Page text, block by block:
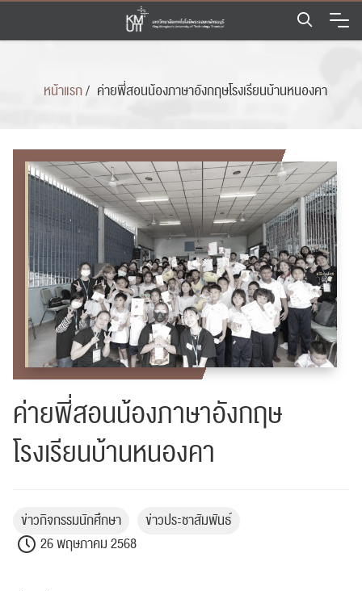
Skip
content
หน้าแรก/ ค่ายพี่สอนน้องภาษาอังกฤษโรงเรียนบ้านหนองคา
ค่ายพี่สอนน้องภาษาอังกฤษ
โรงเรียนบ้านหนองคา
ข่าวกิจกรรมนักศึกษา
ข่าวประชาสัมพันธ์
26 พฤษภาคม 2568